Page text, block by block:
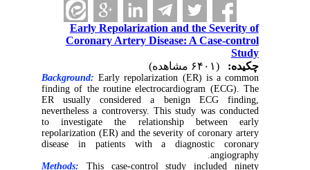
Early Repolarization and the Severity of
Coronary Artery Disease: A Case-control
Study
چکیده:
Background: Early repolarization (ER) is a common
finding of the routine electrocardiogram (ECG). The
ER usually considered a benign ECG finding,
nevertheless a controversy. This study was conducted
to investigate the relationship between early
repolarization (ER) and the severity of coronary artery
disease in patients with a diagnostic coronary
angiography.
Methods:This case-control study included ninety